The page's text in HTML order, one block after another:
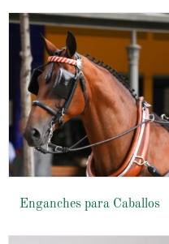
Enganches para Caballos